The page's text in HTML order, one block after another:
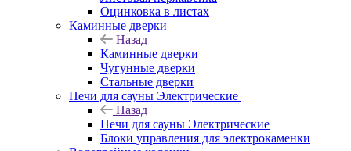
Оцинковка в листах
Каминные дверки
Назад
Каминные дверки
Чугунные дверки
Стальные дверки
Печи для сауны Электрические
Назад
Печи для сауны Электрические
Блоки управления для электрокаменки